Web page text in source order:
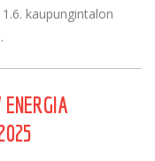
kaupungintalon